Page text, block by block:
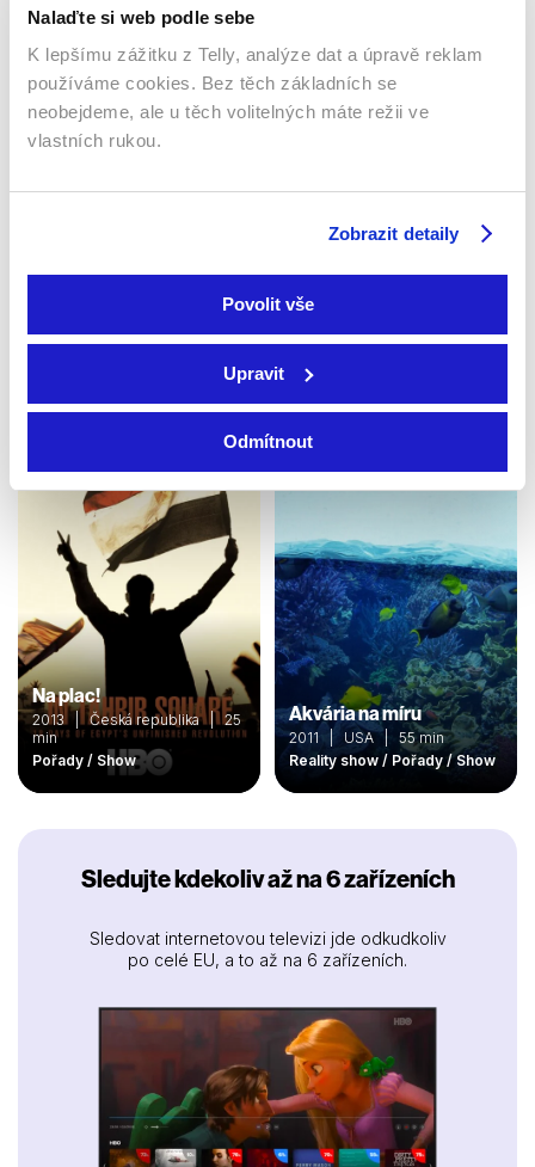
Nalaďte si web podle sebe
K lepšímu zážitku z Telly, analýze dat a úpravě reklam
používáme cookies. Bez těch základních se
neobejdeme, ale u těch volitelných máte režii ve
vlastních rukou.
Zobrazit detaily
Povolit vše
Upravit
Odmítnout
Aj múdry schybí
Safari
2007 | Česká republika | 26
Pořady / Talk show / Show
Na plac!
2013 | Česká republika | 25
min
Pořady / Show
Akvária na míru
2011 | USA | 55 min
Reality show / Pořady / Show
Sledujte kdekoliv až na 6 zařízeních
Sledovat internetovou televizi jde odkudkoliv
po celé EU, a to až na 6 zařízeních.